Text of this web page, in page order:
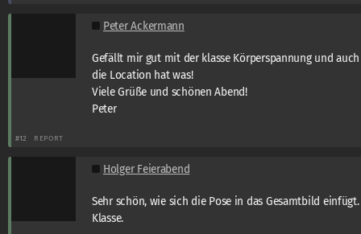
Peter Ackermann
Gefällt mir gut mit der klasse Körperspannung und auch
die Location hat was!
Viele Grüße und schönen Abend!
Peter
#12 REPORT
Holger Feierabend
Sehr schön, wie sich die Pose in das Gesamtbild einfügt.
Klasse.